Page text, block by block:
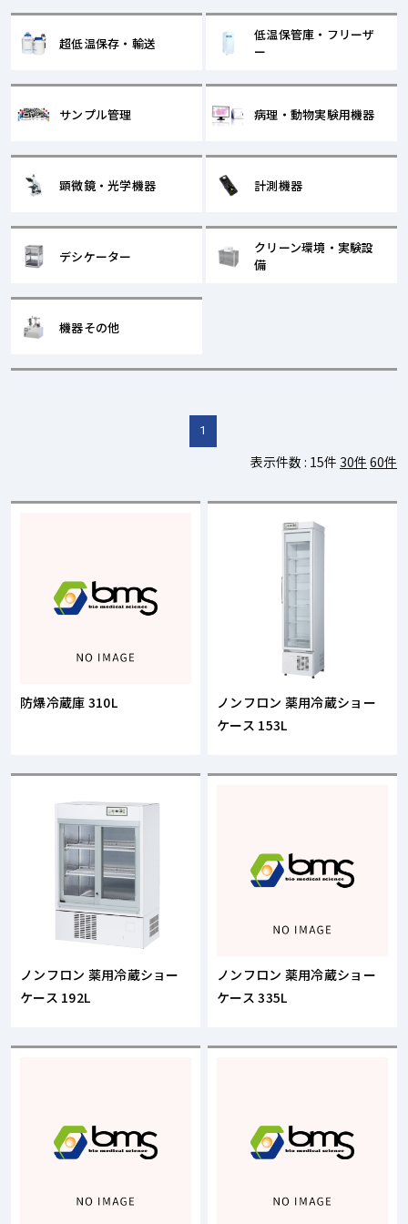
超低温保存・輸送
低温保管庫・フリーザ
ー
サンプル管理 病理・動物実験用機器
顕微鏡・光学機器 計測機器
デシケーター
クリーン環境・実験設
備
機器その他
1
表示件数 : 15件 30件 60件
防爆冷蔵庫 310L
ノンフロン 薬用冷蔵ショー
ケース 153L
ノンフロン 薬用冷蔵ショー
ケース 192L
ノンフロン 薬用冷蔵ショー
ケース 335L